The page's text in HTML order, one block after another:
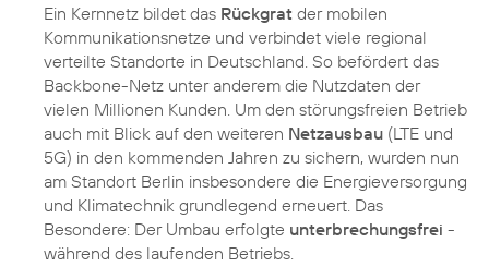
Ein Kernnetz bildet das Rückgrat der mobilen
Kommunikationsnetze und verbindet viele regional
verteilte Standorte in Deutschland. So befördert das
Backbone-Netz unter anderem die Nutzdaten der
vielen Millionen Kunden. Um den störungsfreien Betrieb
auch mit Blick auf den weiteren Netzausbau (LTE und
5G) in den kommenden Jahren zu sichern, wurden nun
am Standort Berlin insbesondere die Energieversorgung
und Klimatechnik grundlegend erneuert. Das
Besondere: Der Umbau erfolgte unterbrechungsfrei -
während des laufenden Betriebs.